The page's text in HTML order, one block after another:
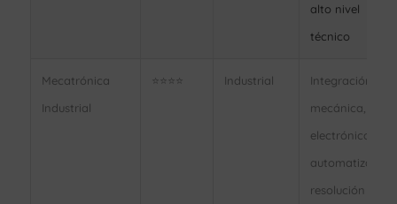
alto nivel
técnico
Mecatrónica
Industrial
⭐⭐⭐⭐ Industrial
Integración
mecánica,
electrónica y
automatización,
resolución